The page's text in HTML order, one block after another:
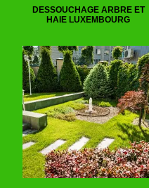
DESSOUCHAGE ARBRE ET
HAIE LUXEMBOURG